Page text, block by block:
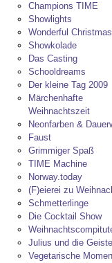
Champions TIME
Showlights
Wonderful
Showkolade
Das Casting
Schooldreams
Der kleine Tag 2009
Märchenhafte
Weihnachtszeit
Neonfarben &
Faust
Grimmiger Spaß
TIME Machine
Norway.today
(F)eierei zu
Schmetterlinge
Die Cocktail Show
Julius und die
Vegetarische